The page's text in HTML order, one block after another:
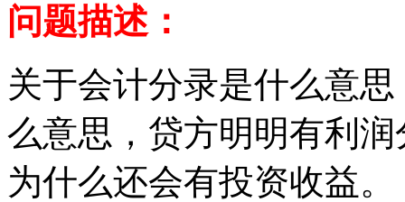
问题描述：
关于会计分录是什么意
么意思，贷方明明有利
为什么还会有投资收益。